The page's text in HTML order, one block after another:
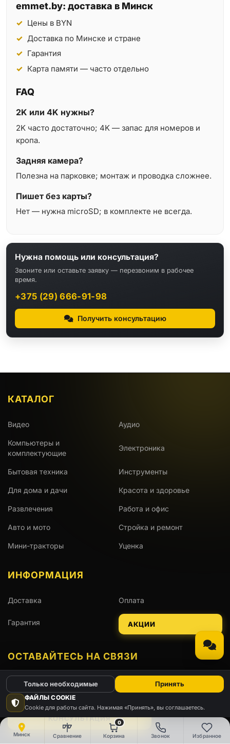
Минск Сравнение
0
Корзина Звонок Избранное
emmet.by: доставка в Минск
Цены в BYN
Доставка по Минске и стране
Гарантия
Карта памяти — часто отдельно
FAQ
2K или 4K нужны?
2K часто достаточно; 4K — запас для номеров и
кропа.
Задняя камера?
Полезна на парковке; монтаж и проводка сложнее.
Пишет без карты?
Нет — нужна microSD; в комплекте не всегда.
Нужна помощь или консультация?
Звоните или оставьте заявку — перезвоним в рабочее
время.
+375 (29) 666-91-98
Получить консультацию
КАТАЛОГ
Видео Аудио
Компьютеры и
комплектующие
Электроника
Бытовая техника Инструменты
Для дома и дачи Красота и здоровье
Развлечения Работа и офис
Авто и мото Стройка и ремонт
Мини-тракторы Уценка
ИНФОРМАЦИЯ
Доставка Оплата
Гарантия АКЦИИ
ОСТАВАЙТЕСЬ НА СВЯЗИ
Viber TelegramWhatsAppInstagram
КОНСУЛЬТАЦИЯ
ФАЙЛЫ COOKIE
Cookie для работы сайта. Нажимая «Принять», вы соглашаетесь.
Только необходимые Принять